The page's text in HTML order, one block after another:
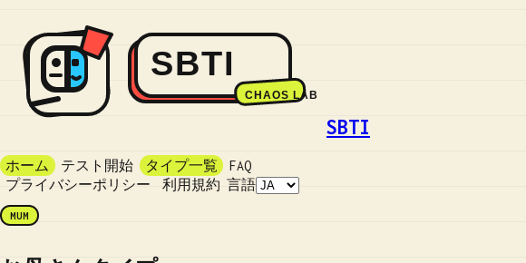
SBTI
ホーム テスト開始 タイプ一覧
FAQ
プライバシーポリシー
利用規約 言語
MUM